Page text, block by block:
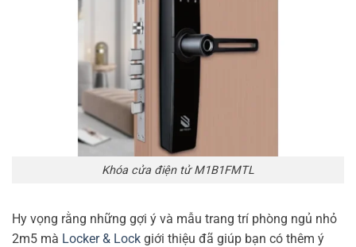
Khóa cửa điện tử M1B1FMTL
Hy vọng rằng những gợi ý và mẫu trang trí phòng ngủ nhỏ
2m5 mà Locker & Lock giới thiệu đã giúp bạn có thêm ý